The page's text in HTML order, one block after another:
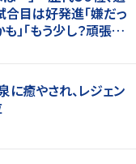
目は好発進「嫌だっ
」「もう少し？頑張り
に癒やされ、レジェン